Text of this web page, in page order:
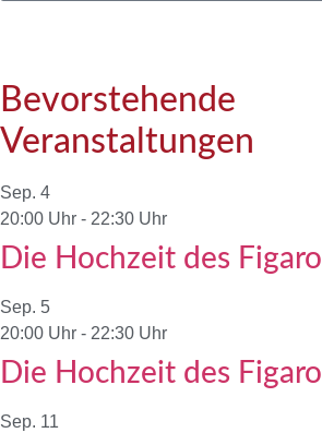
Bevorstehende
Veranstaltungen
Sep. 4
20:00 Uhr - 22:30 Uhr
Die Hochzeit des Figaro
Sep. 5
20:00 Uhr - 22:30 Uhr
Die Hochzeit des Figaro
Sep. 11